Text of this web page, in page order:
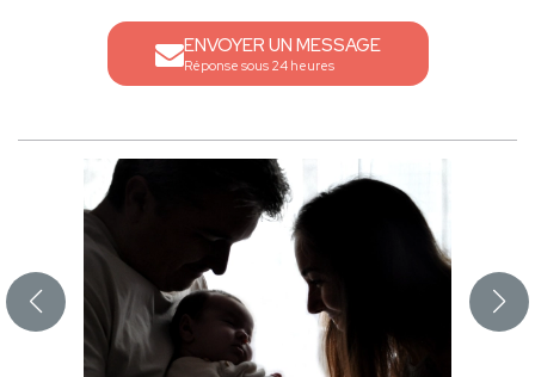
ENVOYER UN MESSAGE
Réponse sous 24 heures